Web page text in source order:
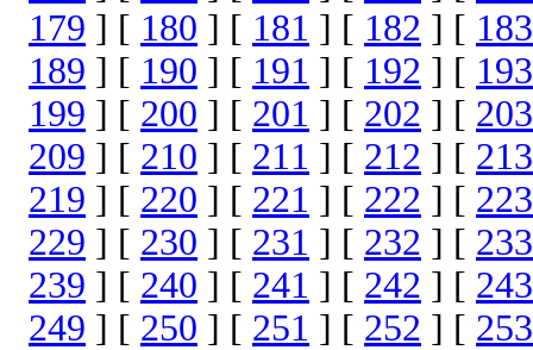
179 ] [ 180 ] [ 181 ] [ 182 ] [ 183
189 ] [ 190 ] [ 191 ] [ 192 ] [ 193
199 ] [ 200 ] [ 201 ] [ 202 ] [ 203
209 ] [ 210 ] [ 211 ] [ 212 ] [ 213
219 ] [ 220 ] [ 221 ] [ 222 ] [ 223
229 ] [ 230 ] [ 231 ] [ 232 ] [ 233
239 ] [ 240 ] [ 241 ] [ 242 ] [ 243
249 ] [ 250 ] [ 251 ] [ 252 ] [ 253